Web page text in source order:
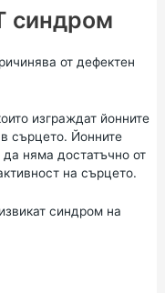
синдром
от дефектен
изграждат йонните
сърцето. Йонните
няма достатъчно от
на сърцето.
синдром на